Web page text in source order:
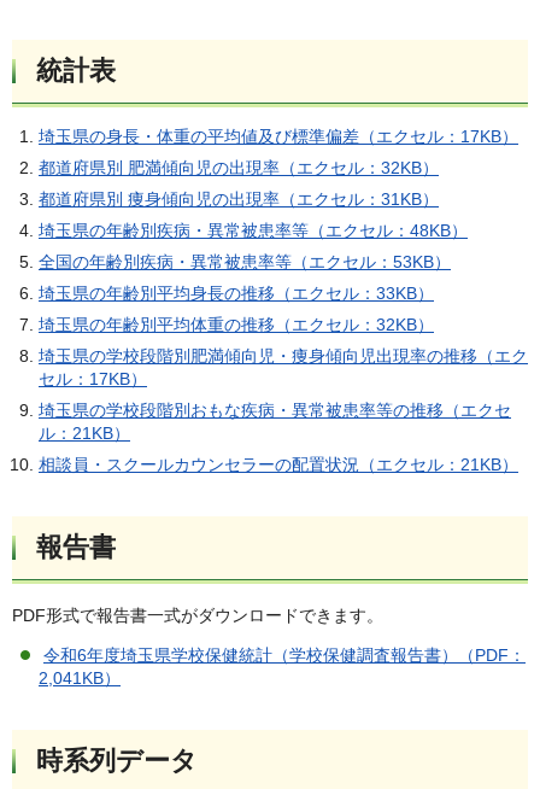
統計表
埼玉県の身長・体重の平均値及び標準偏差（エクセル：17KB）
都道府県別 肥満傾向児の出現率（エクセル：32KB）
都道府県別 痩身傾向児の出現率（エクセル：31KB）
埼玉県の年齢別疾病・異常被患率等（エクセル：48KB）
全国の年齢別疾病・異常被患率等（エクセル：53KB）
埼玉県の年齢別平均身長の推移（エクセル：33KB）
埼玉県の年齢別平均体重の推移（エクセル：32KB）
埼玉県の学校段階別肥満傾向児・痩身傾向児出現率の推移（エク
セル：17KB）
埼玉県の学校段階別おもな疾病・異常被患率等の推移（エクセ
ル：21KB）
相談員・スクールカウンセラーの配置状況（エクセル：21KB）
報告書
PDF形式で報告書一式がダウンロードできます。
令和6年度埼玉県学校保健統計（学校保健調査報告書）（PDF：
2,041KB）
時系列データ